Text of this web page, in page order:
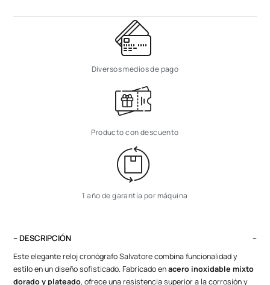
Diversos medios de pago
Producto con descuento
1 año de garantía por máquina
– DESCRIPCIÓN
Este elegante reloj cronógrafo Salvatore combina funcionalidad y
estilo en un diseño sofisticado. Fabricado enacero inoxidable mixto
dorado y plateado, ofrece una resistencia superior a la corrosión y